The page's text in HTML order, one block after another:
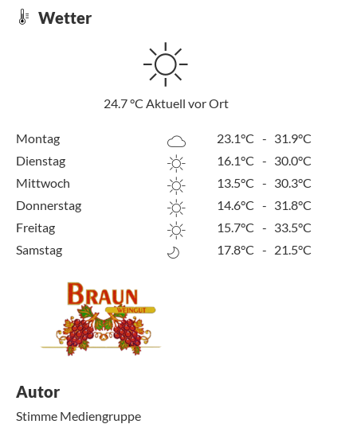
Wetter
24.7°C Aktuell vor Ort
Montag 23.1°C - 31.9°C
Dienstag
16.1°C - 30.0°C
Mittwoch
13.5°C - 30.3°C
Donnerstag
14.6°C - 31.8°C
Freitag
15.7°C - 33.5°C
Samstag
17.8°C - 21.5°C
Autor
Stimme Mediengruppe